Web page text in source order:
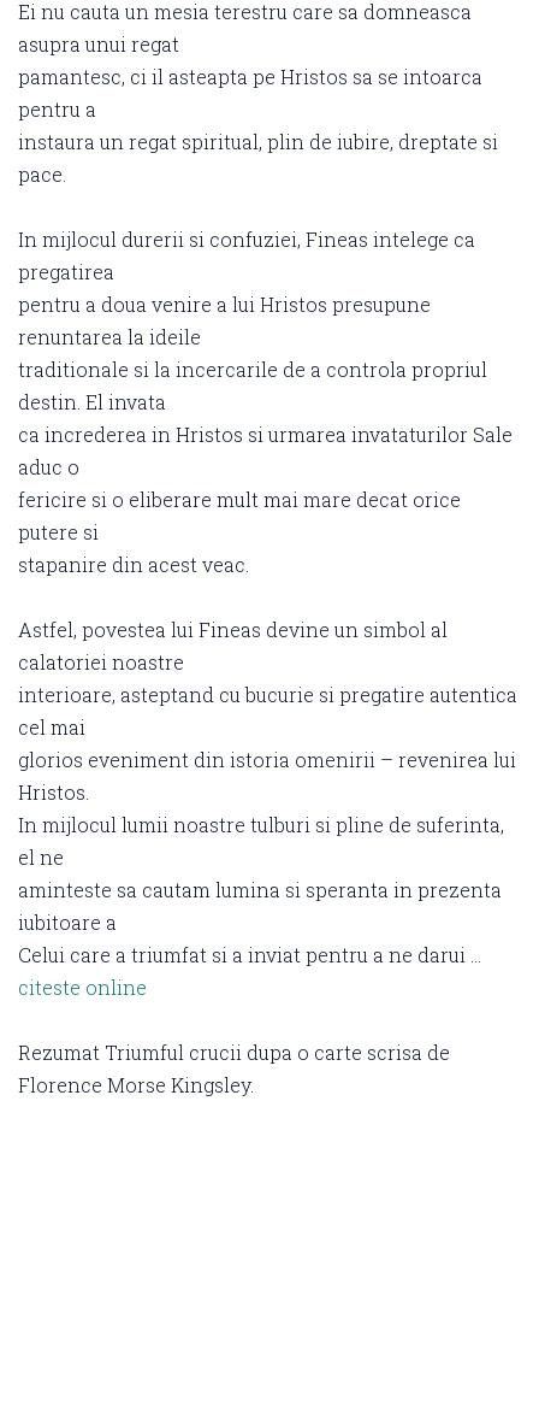
Ei nu cauta un mesia terestru care sa domneasca
asupra unui regat
pamantesc, ci il asteapta pe Hristos sa se intoarca
pentru a
instaura un regat spiritual, plin de iubire, dreptate si
pace.
In mijlocul durerii si confuziei, Fineas intelege ca
pregatirea
pentru a doua venire a lui Hristos presupune
renuntarea la ideile
traditionale si la incercarile de a controla propriul
destin. El invata
ca increderea in Hristos si urmarea invataturilor Sale
aduc o
fericire si o eliberare mult mai mare decat orice
putere si
stapanire din acest veac.
Astfel, povestea lui Fineas devine un simbol al
calatoriei noastre
interioare, asteptand cu bucurie si pregatire autentica
cel mai
glorios eveniment din istoria omenirii – revenirea lui
Hristos.
In mijlocul lumii noastre tulburi si pline de suferinta,
el ne
aminteste sa cautam lumina si speranta in prezenta
iubitoare a
Celui care a triumfat si a inviat pentru a ne darui …
citeste online
Rezumat Triumful crucii dupa o carte scrisa de
Florence Morse Kingsley.